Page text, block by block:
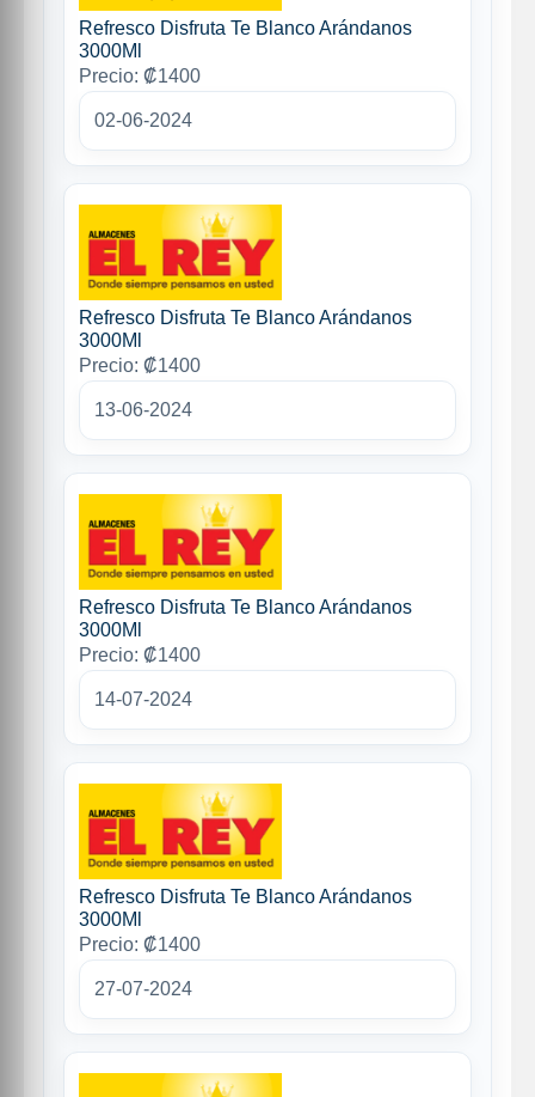
Refresco Disfruta Te Blanco Arándanos
3000Ml
Precio: ₡1400
02-06-2024
Refresco Disfruta Te Blanco Arándanos
3000Ml
Precio: ₡1400
13-06-2024
Refresco Disfruta Te Blanco Arándanos
3000Ml
Precio: ₡1400
14-07-2024
Refresco Disfruta Te Blanco Arándanos
3000Ml
Precio: ₡1400
27-07-2024